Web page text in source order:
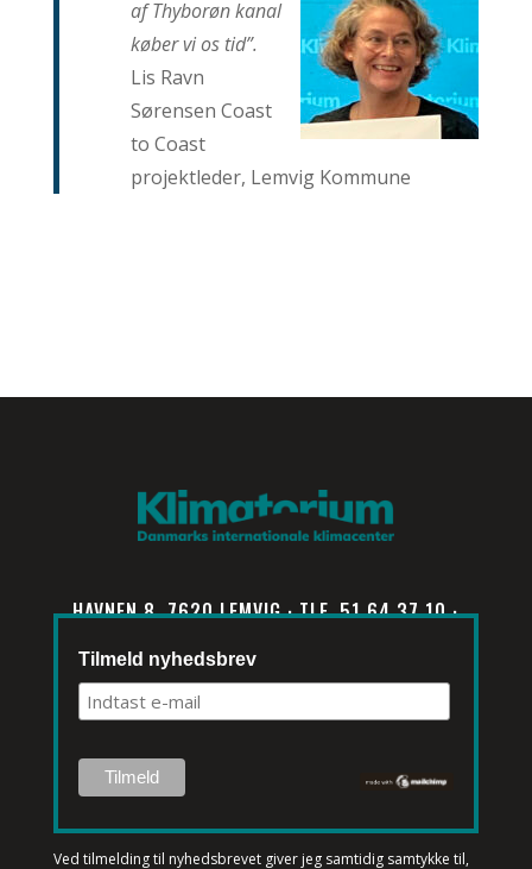
af Thyborøn kanal
købervi os tid”.
Lis Ravn
Sørensen Coast
to Coast
projektleder, Lemvig Kommune
HAVNEN 8, 7620 LEMVIG · TLF. 51 64 37 10 ·
INFO@KLIMATORIUM.DK
Tilmeld nyhedsbrev
Ved tilmelding til nyhedsbrevet giver jeg samtidig samtykke til,